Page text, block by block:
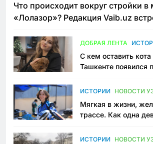
Что происходит вокруг стройки в
«Лолазор»? Редакция Vaib.uz
ДОБРАЯ ЛЕНТА
С кем оставить
Ташкенте появился
ИСТОРИИ НОВОСТИ
Мягкая в жизни,
трассе. Как одна
Узбекистане
ИСТОРИИ НОВОСТИ